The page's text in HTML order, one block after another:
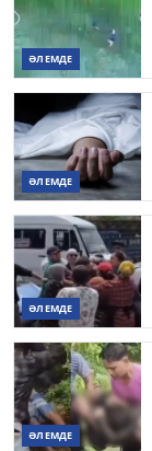
ӘЛЕМДЕ
ӘЛЕМДЕ
ӘЛЕМДЕ
ӘЛЕМДЕ